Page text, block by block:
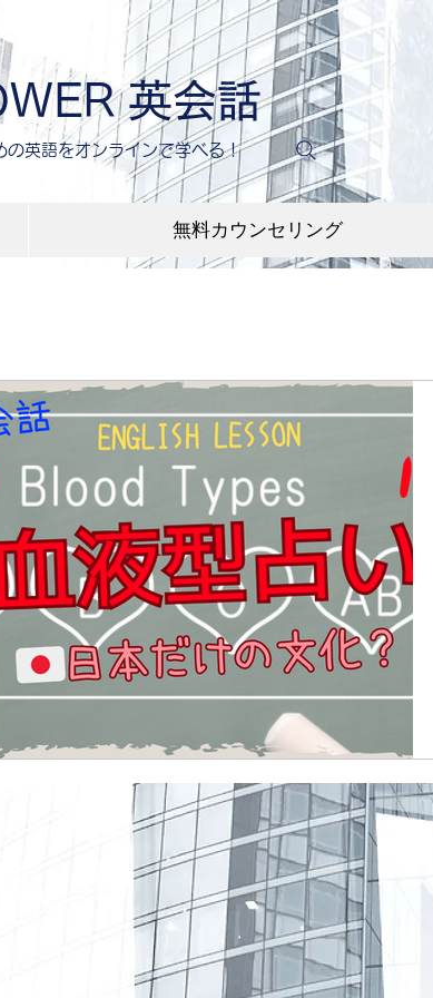
英会話
の英語をオンラインで学べる！
無料カウンセリング